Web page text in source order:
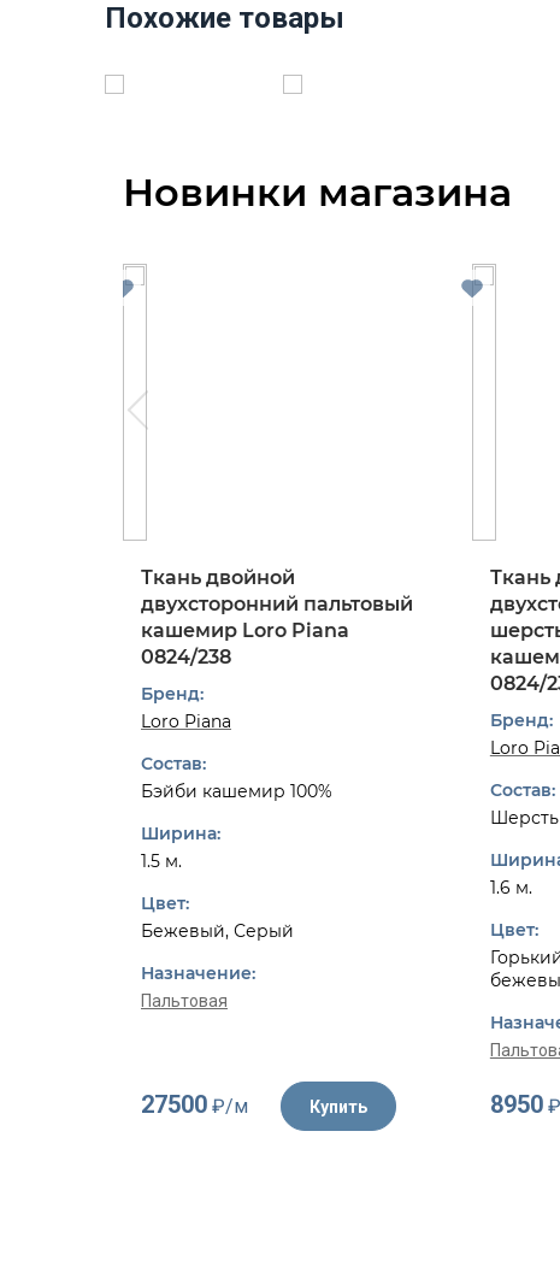
Похожие товары
Новинки магазина
Ткань двойной
двухсторонний пальтовый
кашемир Loro Piana
0824/238
Бренд:
Loro Piana
Состав:
Бэйби кашемир 100%
Ширина:
1.5 м.
Цвет:
Бежевый, Серый
Назначение:
Пальтовая
27500 ₽/м Купить
Ткань
0824/
Бренд:
Loro
Состав:
1.6 м.
Цвет:
8950